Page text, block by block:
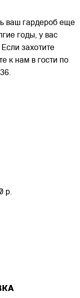
ваш гардероб еще
годы, у вас
захотите
к нам в гости по
р.